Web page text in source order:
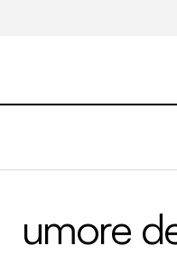
umore